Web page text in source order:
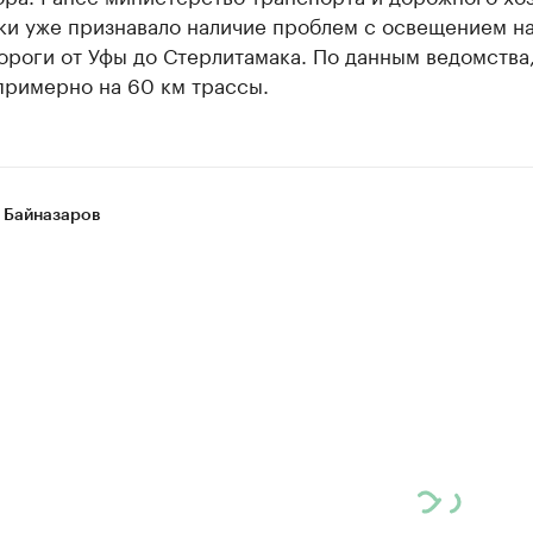
уже признавало наличие проблем с освещением
от Уфы до Стерлитамака. По данным
на 60 км трассы.